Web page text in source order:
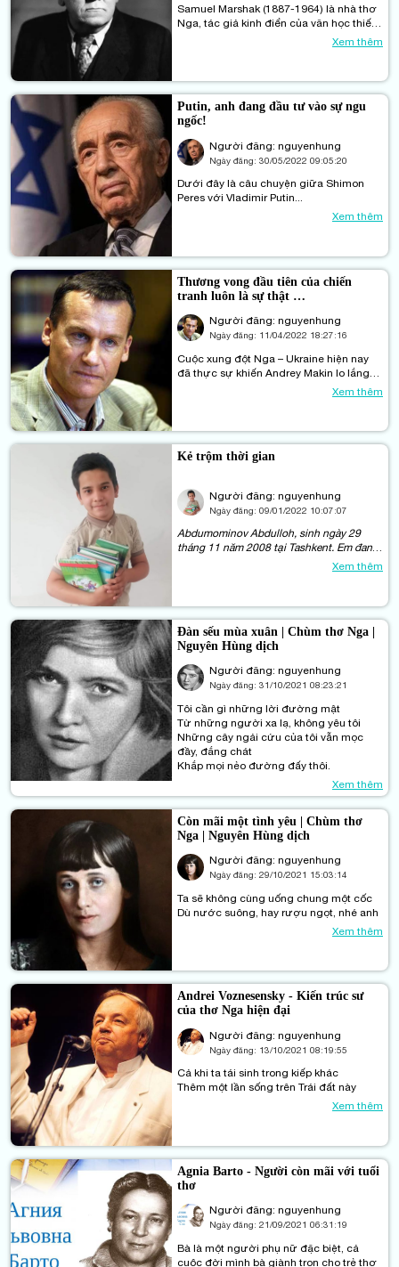
Samuel Marshak (1887-1964) là nhà thơ
Nga, tác giả kinh điển của văn học thiếu
nhi xô-viết (bao gồm thơ, truyện cổ tích,
Xem thêm
Putin, anh đang đầu tư vào sự ngu
ngốc!
Người đăng: nguyenhung
Ngày đăng:30/05/2022 09:05:20
Dưới đây là câu chuyện giữa Shimon
Peres với Vladimir Putin...
Xem thêm
Thương vong đầu tiên của chiến
tranh luôn là sự thật …
Người đăng: nguyenhung
Ngày đăng: 11/04/2022 18:27:16
Cuộc xung đột Nga – Ukraine hiện nay
đã thực sự khiến Andrey Makin lo lắng
về việc “Ukraine đang bị biến thành một
Xem thêm
Kẻ trộm thời gian
Người đăng: nguyenhung
Ngày đăng:09/01/2022 10:07:07
Abdumominov Abdulloh, sinh ngày 29
tháng 11 năm 2008 tại Tashkent. Em đang
học lớp 7, trường 102, Cộng hòaXem thêm
Đàn sếu mùa xuân | Chùm thơ Nga |
Nguyên Hùng dịch
Người đăng: nguyenhung
Ngày đăng:31/10/2021 08:23:21
Tôi cần gì những lời đường mật
Từ những người xa lạ, không yêu tôi
Những cây ngải cứu của tôi vẫn mọc
đầy, đắng chát
Khắp mọi nẻo đường đấy thôi.
Xem thêm
Còn mãi một tình yêu | Chùm thơ
Nga | Nguyên Hùng dịch
Người đăng: nguyenhung
Ngày đăng:29/10/2021 15:03:14
Ta sẽ không cùng uống chung một cốc
Dù nước suông, hay rượu ngọt, nhé anh
Xem thêm
Andrei Voznesensky - Kiến trúc sư
của thơ Nga hiện đại
Người đăng: nguyenhung
Ngày đăng: 13/10/2021 08:19:55
Cả khi ta tái sinh trong kiếp khác
Thêm một lần sống trên Trái đất này
Xem thêm
Agnia Barto - Người còn mãi với tuổi
thơ
Người đăng: nguyenhung
Ngày đăng:21/09/2021 06:31:19
Bà là một người phụ nữ đặc biệt, cả
cuộc đời mình bà giành trọn cho trẻ thơ